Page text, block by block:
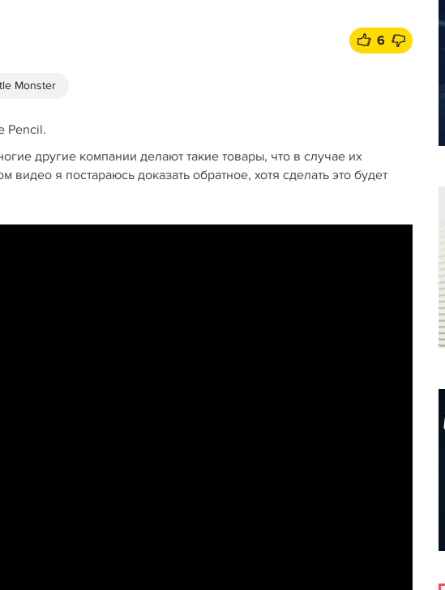
6
Monster
Pencil.
другие компании делают такие товары, что в случае их
я постараюсь доказать обратное, хотя сделать это будет